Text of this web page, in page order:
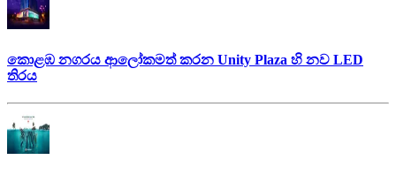
කොළඹ නගරය ආලෝකමත් කරන Unity Plaza හි නව LED
තිරය